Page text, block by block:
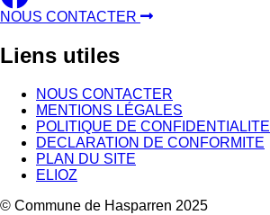
NOUS CONTACTER
Liens utiles
NOUS CONTACTER
MENTIONS LÉGALES
POLITIQUE DE CONFIDENTIALITE
DECLARATION DE CONFORMITE
PLAN DU SITE
ELIOZ
© Commune de Hasparren 2025